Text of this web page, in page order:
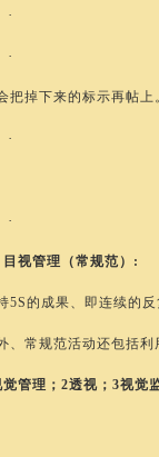
·
·
把掉下来的标示再帖上
·
·
目视管理（常规范）:
5S的成果、即连续的
、常规范活动还包括利
觉管理；2透视；3视觉